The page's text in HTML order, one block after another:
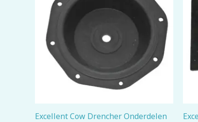
Excellent Cow Drencher Onderdelen